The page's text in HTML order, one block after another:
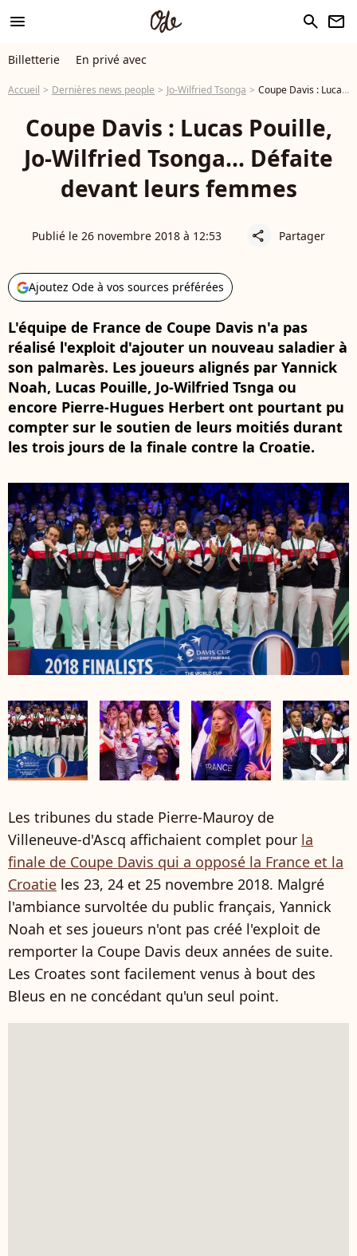
menu search newsletter
Billetterie En privé avec
Accueil Dernières news people Jo-Wilfried Tsonga Coupe Davis : Lucas Pouille, Jo-Wilfried Tsonga... Défaite devant leurs femmes
Coupe Davis : Lucas Pouille,
Jo-Wilfried Tsonga... Défaite
devant leurs femmes
Publié le 26 novembre 2018 à 12:53 share Partager
Ajoutez Ode à vos sources préférées
L'équipe de France de Coupe Davis n'a pas
réalisé l'exploit d'ajouter un nouveau saladier à
son palmarès. Les joueurs alignés par Yannick
Noah, Lucas Pouille, Jo-Wilfried Tsnga ou
encore Pierre-Hugues Herbert ont pourtant pu
compter sur le soutien de leurs moitiés durant
les trois jours de la finale contre la Croatie.
Les tribunes du stade Pierre-Mauroy de
Villeneuve-d'Ascq affichaient complet pour la
finale de Coupe Davis qui a opposé la France et la
Croatie les 23, 24 et 25 novembre 2018. Malgré
l'ambiance survoltée du public français, Yannick
Noah et ses joueurs n'ont pas créé l'exploit de
remporter la Coupe Davis deux années de suite.
Les Croates sont facilement venus à bout des
Bleus en ne concédant qu'un seul point.